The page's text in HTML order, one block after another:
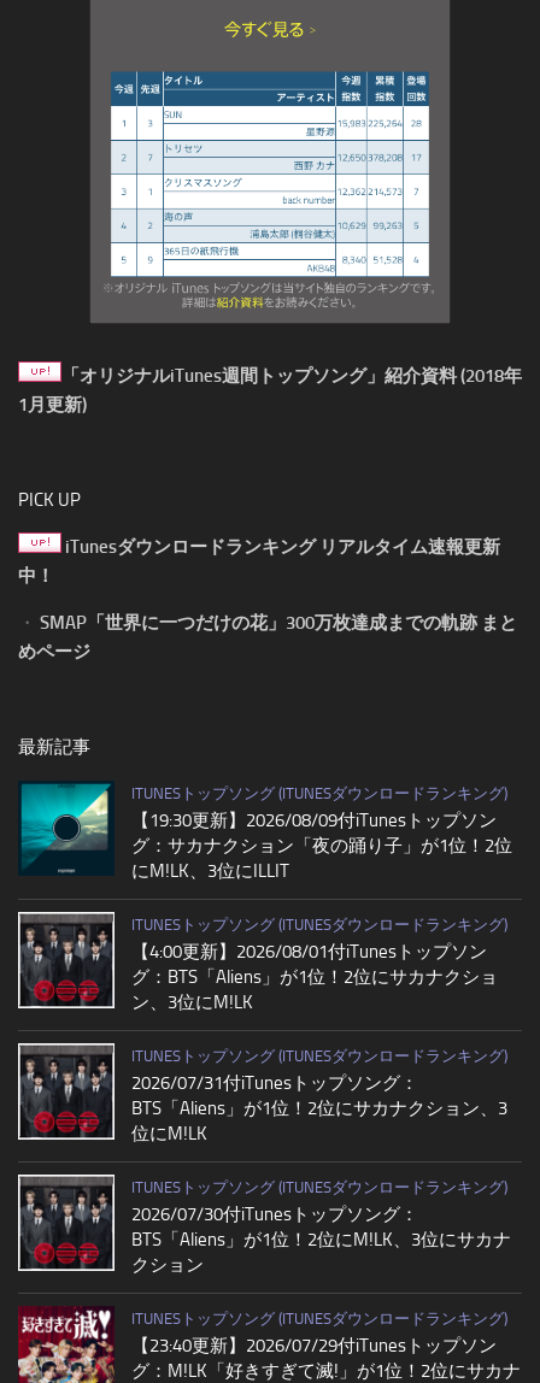
「オリジナルiTunes週間トップソング」紹介資料 (2018年
1月更新)
PICK UP
iTunesダウンロードランキング リアルタイム速報更新
中！
・ SMAP「世界に一つだけの花」300万枚達成までの軌跡 まと
めページ
最新記事
ITUNESトップソング (ITUNESダウンロードランキング)
【19:30更新】2026/08/09付iTunesトップソン
グ：サカナクション「夜の踊り子」が1位！2位
にM!LK、3位にILLIT
ITUNESトップソング (ITUNESダウンロードランキング)
【4:00更新】2026/08/01付iTunesトップソン
グ：BTS「Aliens」が1位！2位にサカナクショ
ン、3位にM!LK
ITUNESトップソング (ITUNESダウンロードランキング)
2026/07/31付iTunesトップソング：
BTS「Aliens」が1位！2位にサカナクション、3
位にM!LK
ITUNESトップソング (ITUNESダウンロードランキング)
2026/07/30付iTunesトップソング：
BTS「Aliens」が1位！2位にM!LK、3位にサカナ
クション
ITUNESトップソング (ITUNESダウンロードランキング)
【23:40更新】2026/07/29付iTunesトップソン
グ：M!LK「好きすぎて滅!」が1位！2位にサカナ